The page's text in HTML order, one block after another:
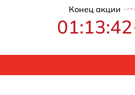
Конец акции
01:13:41